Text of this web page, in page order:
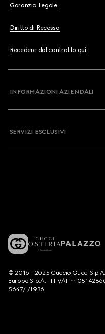
Garanzia Legale
Diritto di Recesso
Recedere dal contratto qui
INFORMAZIONI AZIENDALI
SERVIZI ESCLUSIVI
© 2016 - 2025 Guccio Gucci
Europe S.p.A. - IT VAT nr
5647/I/1936